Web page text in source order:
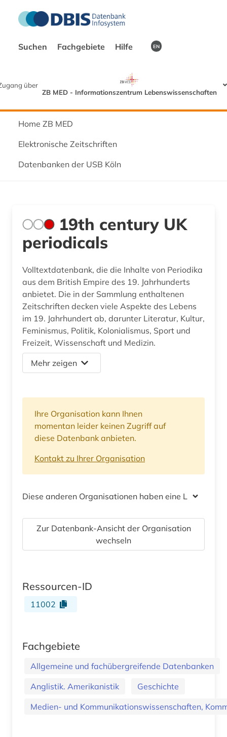
Suchen Fachgebiete Hilfe EN
über
ZB MED - Informationszentrum Lebenswissenschaften
Home ZB MED
Elektronische Zeitschriften
Datenbanken der USB Köln
19th century UK
periodicals
Volltextdatenbank, die die Inhalte von Periodika
aus dem British Empire des 19. Jahrhunderts
anbietet. Die in der Sammlung enthaltenen
Zeitschriften decken viele Aspekte des Lebens
im 19. Jahrhundert ab, darunter Literatur, Kultur,
Feminismus, Politik, Kolonialismus, Sport und
Freizeit, Wissenschaft und Medizin.
Mehr zeigen
Ihre Organisation kann Ihnen
momentan leider keinen Zugriff auf
diese Datenbank anbieten.
Kontakt zu Ihrer Organisation
Diese anderen Organisationen haben eine Lizenz
Zur Datenbank-Ansicht der Organisation
wechseln
Ressourcen-ID
11002
Fachgebiete
Allgemeine und fachübergreifende Datenbanken
Anglistik. Amerikanistik
Geschichte
Medien- und Kommunikationswissenschaften,